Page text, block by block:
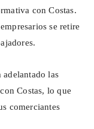
con Costas.
se retire
las
Costas, lo que
comerciantes